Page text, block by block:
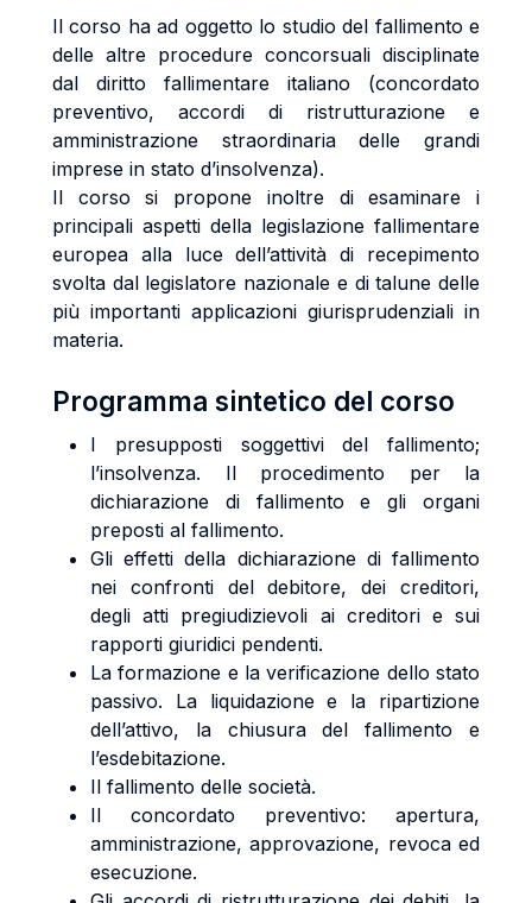
Il corso ha ad oggetto lo studio del fallimento e
delle altre procedure concorsuali disciplinate
dal diritto fallimentare italiano (concordato
preventivo, accordi di ristrutturazione e
amministrazione straordinaria delle grandi
imprese in stato d’insolvenza).
Il corso si propone inoltre di esaminare i
principali aspetti della legislazione fallimentare
europea alla luce dell’attività di recepimento
svolta dal legislatore nazionale e di talune delle
più importanti applicazioni giurisprudenziali in
materia.
Programma sintetico del corso
I presupposti soggettivi del fallimento;
l’insolvenza. Il procedimento per la
dichiarazione di fallimento e gli organi
preposti al fallimento.
Gli effetti della dichiarazione di fallimento
nei confronti del debitore, dei creditori,
degli atti pregiudizievoli ai creditori e sui
rapporti giuridici pendenti.
La formazione e la verificazione dello stato
passivo. La liquidazione e la ripartizione
dell’attivo, la chiusura del fallimento e
l’esdebitazione.
Il fallimento delle società.
Il concordato preventivo: apertura,
amministrazione, approvazione, revoca ed
esecuzione.